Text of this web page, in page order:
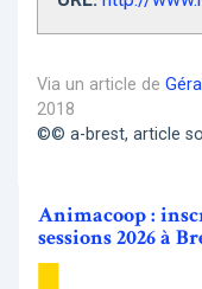
Via un article de
2018
©© a-brest, article
Animacoop :
sessions 2026 à